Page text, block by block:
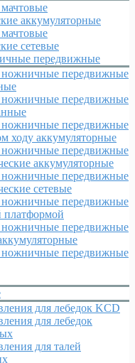
аккумуляторные
сетевые
передвижные
передвижные
передвижные
передвижные
ходу аккумуляторные
передвижные
аккумуляторные
передвижные
сетевые
передвижные
передвижные
передвижные
для лебедок KCD
для лебедок
для талей